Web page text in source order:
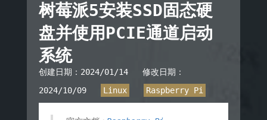
树莓派5安装SSD固态硬
盘并使用PCIE通道启动
系统
创建日期： 2024/01/14修改日期：
2024/10/09
Linux Raspberry Pi